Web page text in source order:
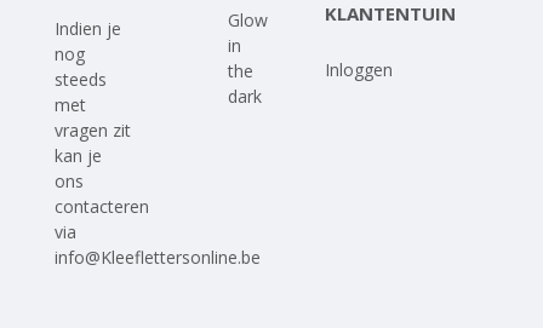
Indien je
nog
steeds
met
vragen zit
kan je
ons
contacteren
via
info@Kleeflettersonline.be
Glow
in
the
dark
KLANTENTUIN
Inloggen